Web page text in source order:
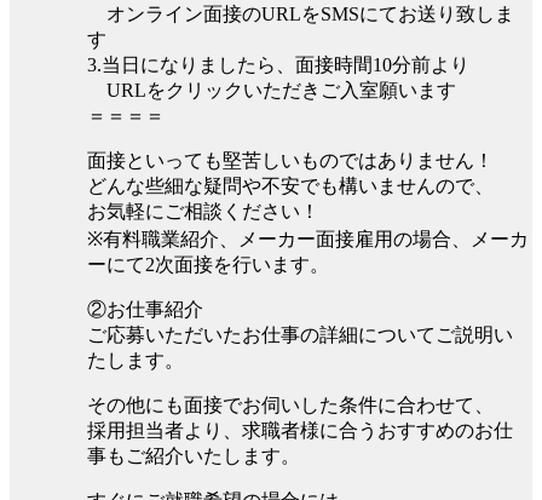
オンライン面接のURLをSMSにてお送り致しま
す
3.当日になりましたら、面接時間10分前より
URLをクリックいただきご入室願います
＝＝＝＝
面接といっても堅苦しいものではありません！
どんな些細な疑問や不安でも構いませんので、
お気軽にご相談ください！
※有料職業紹介、メーカー面接雇用の場合、メーカ
ーにて2次面接を行います。
②お仕事紹介
ご応募いただいたお仕事の詳細についてご説明い
たします。
その他にも面接でお伺いした条件に合わせて、
採用担当者より、求職者様に合うおすすめのお仕
事もご紹介いたします。